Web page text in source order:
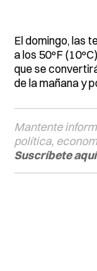
El domingo, las
a los 50ºF
que se
de la mañana y
Mantente
política,
Suscríbete aquí